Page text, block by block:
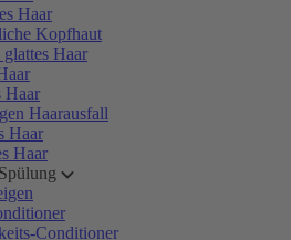
Haar
Kopfhaut
Haar
Haar
Haarausfall
Haar
Haar
Conditioner